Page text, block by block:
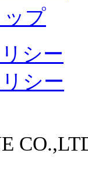
プ
シー
シー